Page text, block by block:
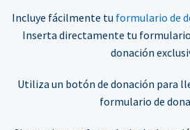
Incluye fácilmente tu formulario de
Inserta directamente tu formulario
donación
Utiliza un botón de donación para
formulario de